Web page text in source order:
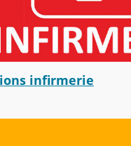
infirmerie